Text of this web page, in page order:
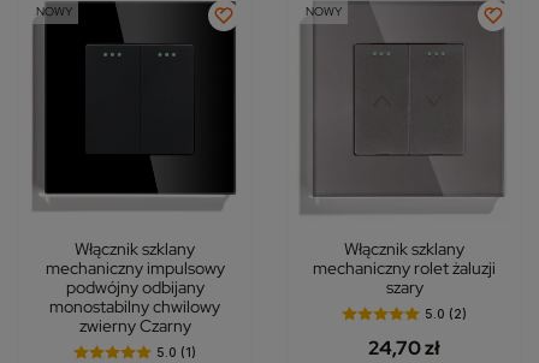
NOWY
Włącznik szklany
mechaniczny impulsowy
podwójny odbijany
monostabilny chwilowy
zwierny Czarny
5.0 (1)
NOWY
Włącznik szklany
mechaniczny rolet żaluzji
szary
5.0 (2)
24,70 zł